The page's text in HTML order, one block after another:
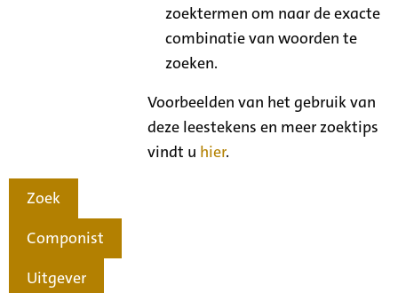
zoektermen om naar de exacte
combinatie van woorden te
zoeken.
Voorbeelden van het gebruik van
deze leestekens en meer zoektips
vindt u hier.
Zoek
Componist
Uitgever